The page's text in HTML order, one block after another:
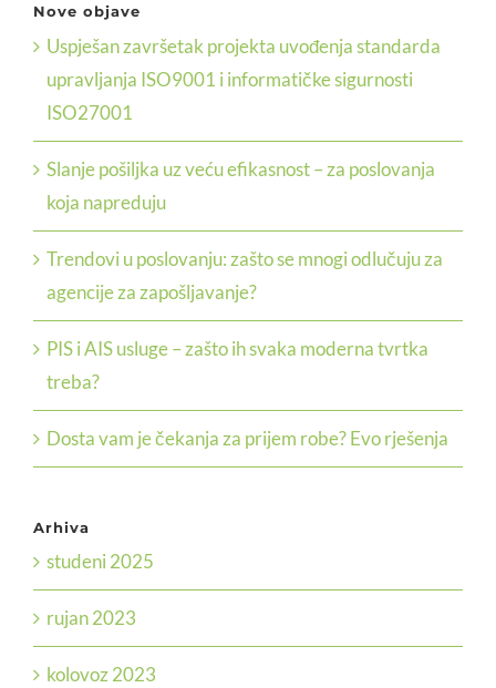
Nove objave
Uspješan završetak projekta uvođenja standarda
upravljanja ISO9001 i informatičke sigurnosti
ISO27001
Slanje pošiljka uz veću efikasnost – za poslovanja
koja napreduju
Trendovi u poslovanju: zašto se mnogi odlučuju za
agencije za zapošljavanje?
PIS i AIS usluge – zašto ih svaka moderna tvrtka
treba?
Dosta vam je čekanja za prijem robe? Evo rješenja
Arhiva
studeni 2025
rujan 2023
kolovoz 2023